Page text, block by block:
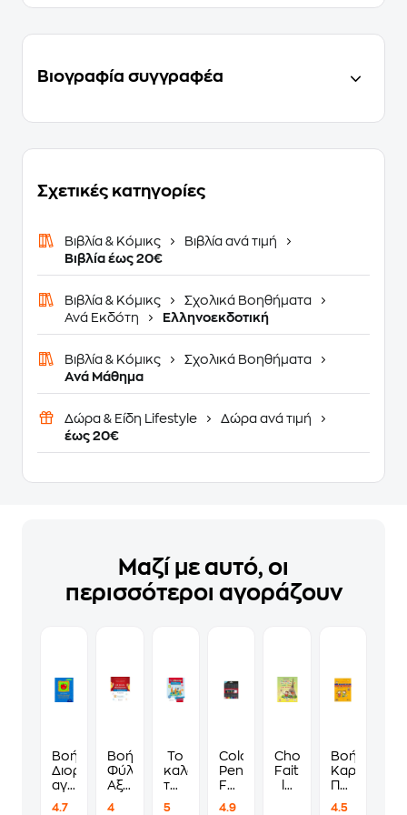
Βιογραφία συγγραφέα
Σχετικές κατηγορίες
Βιβλία & Κόμικς
Βιβλία ανά τιμή
Βιβλία έως 20€
Βιβλία & Κόμικς
Σχολικά Βοηθήματα
Ανά Εκδότη
Ελληνοεκδοτική
Βιβλία & Κόμικς
Σχολικά Βοηθήματα
Ανά Μάθημα
Δώρα & Είδη Lifestyle
Δώρα ανά τιμή
έως 20€
Μαζί με αυτό, οι
περισσότεροι αγοράζουν
Βοήθημα
Διορθωτική
αγωγή
4.7
Βοήθημα
Φύλλα
Αξιολόγησης
4
Το
καλοκαίρι
του
5
Colour
Pencil
Faber
4.9
Choupette
Fait
la
Βοήθημα
Καρτέλες
Πρώτης
4.5